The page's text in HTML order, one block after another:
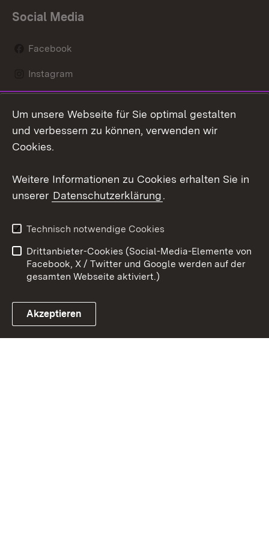
Social Media
Facebook
Instagram
Mastodon
Youtube
Link zum Landesportal
Kontakt
Datenschutz
Barrierefreiheit
Impressum Cookies
Um unsere Webseite für Sie optimal gestalten
und verbessern zu können, verwenden wir
Cookies.
Weitere Informationen zu Cookies erhalten Sie in
unserer Datenschutzerklärung.
Technisch notwendige Cookies
Drittanbieter-Cookies (Social-Media-Elemente von
Facebook, X / Twitter und Google werden auf der
gesamten Webseite aktiviert.)
Akzeptieren